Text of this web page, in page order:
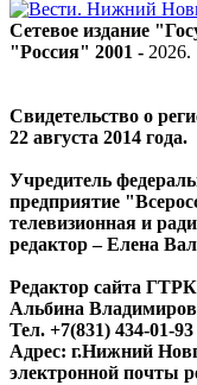
Сетевое издание
"Россия" 2001 - 2026.
Свидетельство о
22 августа 2014 года.
Учредитель
предприятие
телевизионная и
редактор – Елена
Редактор сайта
Альбина
Тел. +7(831) 434-01-93
Адрес: г.Нижний
электронной почты